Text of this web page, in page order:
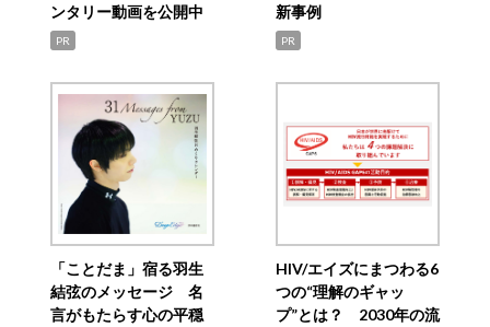
ンタリー動画を公開中
PR
新事例
PR
「ことだま」宿る羽生
結弦のメッセージ 名
言がもたらす心の平穏
HIV/エイズにまつわる6
つの“理解のギャッ
プ”とは？ 2030年の流